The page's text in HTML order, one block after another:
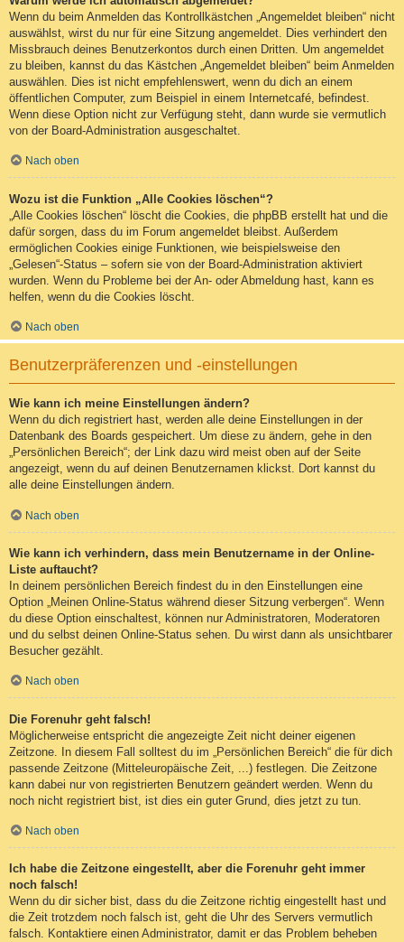
Wenn du beim Anmelden das Kontrollkästchen „Angemeldet bleiben“ nicht
auswählst, wirst du nur für eine Sitzung angemeldet. Dies verhindert den
Missbrauch deines Benutzerkontos durch einen Dritten. Um angemeldet
zu bleiben, kannst du das Kästchen „Angemeldet bleiben“ beim Anmelden
auswählen. Dies ist nicht empfehlenswert, wenn du dich an einem
öffentlichen Computer, zum Beispiel in einem Internetcafé, befindest.
Wenn diese Option nicht zur Verfügung steht, dann wurde sie vermutlich
von der Board-Administration ausgeschaltet.
Nach oben
Wozu ist die Funktion „Alle Cookies löschen“?
„Alle Cookies löschen“ löscht die Cookies, die phpBB erstellt hat und die
dafür sorgen, dass du im Forum angemeldet bleibst. Außerdem
ermöglichen Cookies einige Funktionen, wie beispielsweise den
„Gelesen“-Status – sofern sie von der Board-Administration aktiviert
wurden. Wenn du Probleme bei der An- oder Abmeldung hast, kann es
helfen, wenn du die Cookies löscht.
Nach oben
Benutzerpräferenzen und -einstellungen
Wie kann ich meine Einstellungen ändern?
Wenn du dich registriert hast, werden alle deine Einstellungen in der
Datenbank des Boards gespeichert. Um diese zu ändern, gehe in den
„Persönlichen Bereich“; der Link dazu wird meist oben auf der Seite
angezeigt, wenn du auf deinen Benutzernamen klickst. Dort kannst du
alle deine Einstellungen ändern.
Nach oben
Wie kann ich verhindern, dass mein Benutzername in der Online-
Liste auftaucht?
In deinem persönlichen Bereich findest du in den Einstellungen eine
Option „Meinen Online-Status während dieser Sitzung verbergen“. Wenn
du diese Option einschaltest, können nur Administratoren, Moderatoren
und du selbst deinen Online-Status sehen. Du wirst dann als unsichtbarer
Besucher gezählt.
Nach oben
Die Forenuhr geht falsch!
Möglicherweise entspricht die angezeigte Zeit nicht deiner eigenen
Zeitzone. In diesem Fall solltest du im „Persönlichen Bereich“ die für dich
passende Zeitzone (Mitteleuropäische Zeit, ...) festlegen. Die Zeitzone
kann dabei nur von registrierten Benutzern geändert werden. Wenn du
noch nicht registriert bist, ist dies ein guter Grund, dies jetzt zu tun.
Nach oben
Ich habe die Zeitzone eingestellt, aber die Forenuhr geht immer
noch falsch!
Wenn du dir sicher bist, dass du die Zeitzone richtig eingestellt hast und
die Zeit trotzdem noch falsch ist, geht die Uhr des Servers vermutlich
falsch. Kontaktiere einen Administrator, damit er das Problem beheben